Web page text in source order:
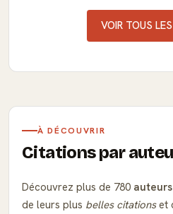
VOIR TOUS
À DÉCOUVRIR
Citations par
Découvrez plus de 780
de leurs plus belles citationset